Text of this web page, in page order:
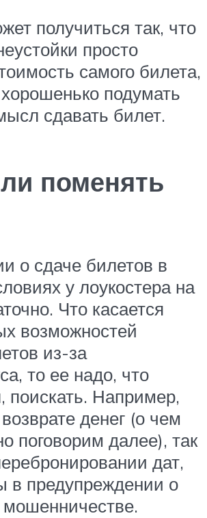
получиться так, что
просто
самого билета,
подумать
сдавать билет.
поменять
о сдаче билетов в
у лоукостера на
Что касается
возможностей
из-за
то ее надо, что
поискать. Например,
денег (о чем
поговорим далее), так
дат,
в предупреждении о